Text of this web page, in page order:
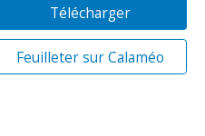
Télécharger
Feuilleter sur Calaméo